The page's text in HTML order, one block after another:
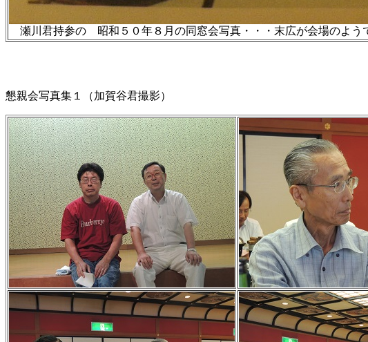
瀬川君持参の 昭和５０年８月の同窓会写真・・・末広が会場のよう
懇親会写真集１（加賀谷君撮影）